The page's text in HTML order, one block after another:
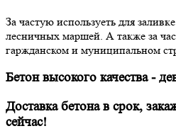
За частую используеть для
лесничных маршей. А также за
гаржданском и муниципальном
Бетон высокого качества -
Доставка бетона в срок,
сейчас!